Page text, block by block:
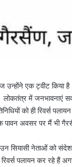
उन्होंने एक ट्वीट
में जनभावनाएं
को ही रिवर्स
अवसर पर मैं भी
सियासी नेताओं को संदेश
रिवर्स पलायन कर रहे हैं